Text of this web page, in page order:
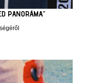
PANORÁMA”